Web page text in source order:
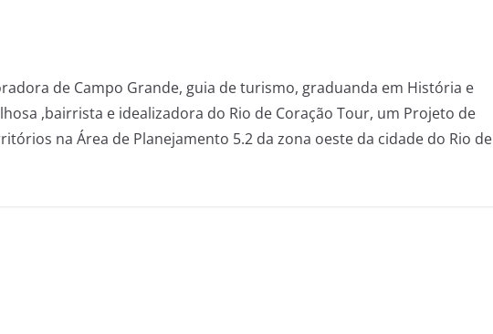
de Campo Grande, guia de turismo, graduanda em História e
,bairrista e idealizadora do Rio de Coração Tour, um Projeto de
na Área de Planejamento 5.2 da zona oeste da cidade do Rio de